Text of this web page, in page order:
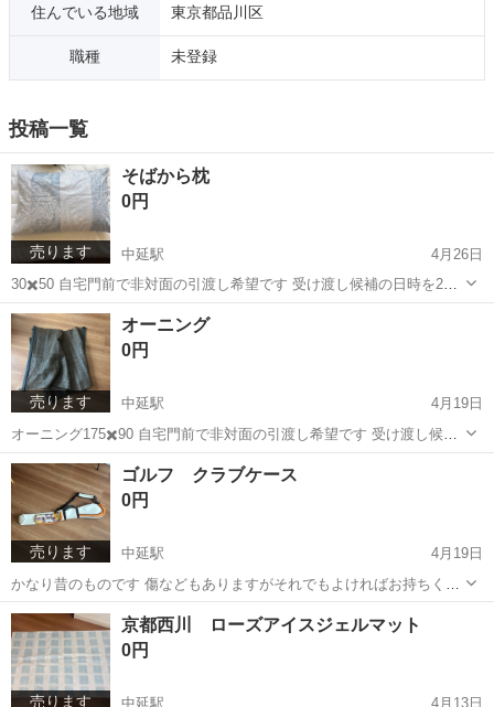
住んでいる地域 東京都品川区
職種 未登録
投稿一覧
売ります
そばから枕
0円
中延駅
4月26日
30✖️50 自宅門前で非対面の引渡し希望です 受け渡し候補の日時を2、3
あげてください その中で日時を決めて品物を置いておきます 雨の時と
暗くなってからの引渡しはしません エコバッグなどお持ちください よ
ろしくお願いします
東京 品川区
売ります
オーニング
0円
中延駅
4月19日
オーニング175✖️90 自宅門前で非対面の引渡し希望です 受け渡し候補
の日時を2、3あげてください その中で日時を決めて品物を置いておき
ます 雨の時と暗くなってからの引渡しはしません エコバッグなどお持
ちください よろ...
東京 品川区 家庭用品
売ります
ゴルフ クラブケース
0円
中延駅
4月19日
かなり昔のものです 傷などもありますがそれでもよければお持ちくだ
さい 自宅門前で非対面の引渡し希望です 受け渡し候補の日時を2、3あ
げてください その中で日時を決めて品物を置いておきます 雨の時と暗
くなってからの引渡しはし...
東京 品川区 中延駅 クラブ
売ります
京都西川 ローズアイスジェルマット
0円
中延駅 4月13日